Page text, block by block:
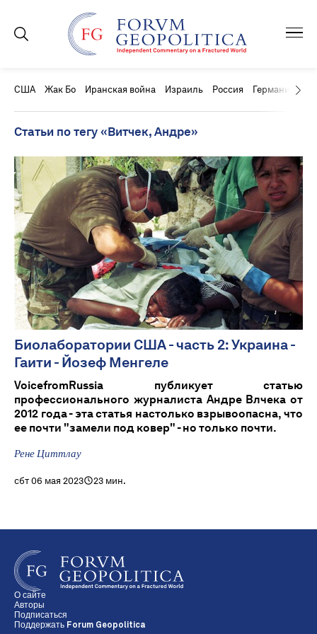
США Жак Бо Иранская война Израиль Россия Германия
Статьи по тегу «Витчек, Андре»
Биолаборатории США - часть 2: Украина -
Гаити - Йозеф Менгеле
VoicefromRussia публикует статью
профессионального журналиста Андре Влчека от
2012 года - эта статья настолько взрывоопасна, что
ее почти "замели под ковер" - но только почти.
Рене Циттлау
сбт 06 мая 2023 23 мин.
О сайте
Авторы
Подписаться
Поддержать Forum Geopolitica